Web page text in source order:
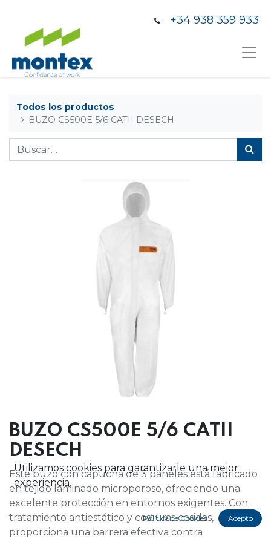
+34 938 359 933
Todos los productos
BUZO CS500E 5/6 CATII DESECH
BUZO CS500E 5/6 CATII
DESECH
Este buzo con capucha de 3 paneles está fabricado
en tejido laminado microporoso, ofreciendo una
excelente protección en entornos exigentes. Con
tratamiento antiestático y costuras cosidas,
proporciona una barrera efectiva contra
Utilizamos cookies para garantizarle una mejor
experiencia.
Política de Cookies Acepto